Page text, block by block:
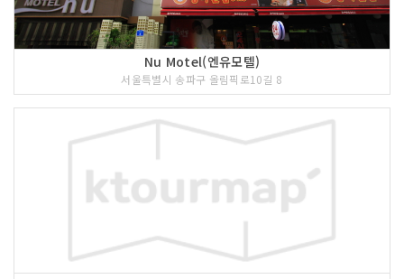
Nu Motel(엔유모텔)
서울특별시 송파구 올림픽로10길 8